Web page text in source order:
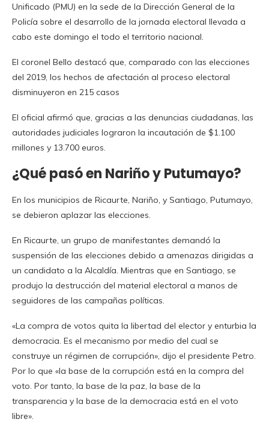
Unificado (PMU) en la sede de la Dirección General de la
Policía sobre el desarrollo de la jornada electoral llevada a
cabo este domingo el todo el territorio nacional.
El coronel Bello destacó que, comparado con las elecciones
del 2019, los hechos de afectación al proceso electoral
disminuyeron en 215 casos
El oficial afirmó que, gracias a las denuncias ciudadanas, las
autoridades judiciales lograron la incautación de $1.100
millones y 13.700 euros.
¿Qué pasó en Nariño y Putumayo?
En los municipios de Ricaurte, Nariño, y Santiago, Putumayo,
se debieron aplazar las elecciones.
En Ricaurte, un grupo de manifestantes demandó la
suspensión de las elecciones debido a amenazas dirigidas a
un candidato a la Alcaldía. Mientras que en Santiago, se
produjo la destrucción del material electoral a manos de
seguidores de las campañas políticas.
«La compra de votos quita la libertad del elector y enturbia la
democracia. Es el mecanismo por medio del cual se
construye un régimen de corrupción», dijo el presidente Petro.
Por lo que «la base de la corrupción está en la compra del
voto. Por tanto, la base de la paz, la base de la
transparencia y la base de la democracia está en el voto
libre».